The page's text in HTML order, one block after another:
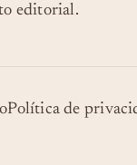
editorial.
Política de